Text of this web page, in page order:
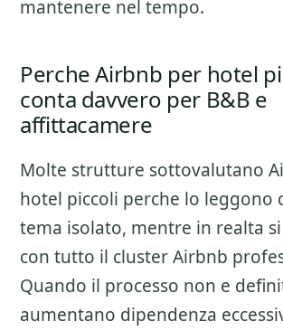
mantenere nel tempo.
Perche Airbnb per hotel
conta davvero per B&B e
affittacamere
Molte strutture sottovalutano
hotel piccoli perche lo leggono
tema isolato, mentre in realta
con tutto il clusterAirbnb
Quando il processo non e
aumentano dipendenza